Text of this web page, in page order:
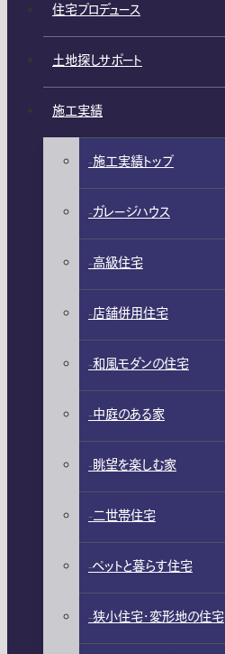
住宅プロデュース
土地探しサポート
施工実績
施工実績トップ
ガレージハウス
高級住宅
店舗併用住宅
和風モダンの住宅
中庭のある家
眺望を楽しむ家
二世帯住宅
ペットと暮らす住宅
狭小住宅・変形地の住宅